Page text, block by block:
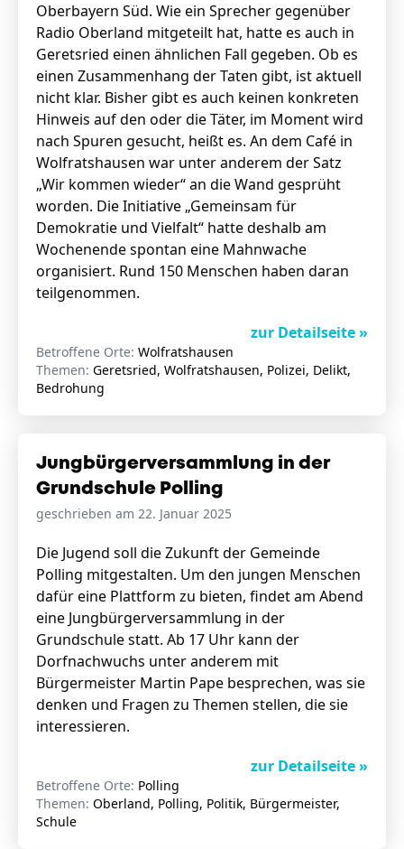
Oberbayern Süd. Wie ein Sprecher gegenüber
Radio Oberland mitgeteilt hat, hatte es auch in
Geretsried einen ähnlichen Fall gegeben. Ob es
einen Zusammenhang der Taten gibt, ist aktuell
nicht klar. Bisher gibt es auch keinen konkreten
Hinweis auf den oder die Täter, im Moment wird
nach Spuren gesucht, heißt es. An dem Café in
Wolfratshausen war unter anderem der Satz
„Wir kommen wieder“ an die Wand gesprüht
worden. Die Initiative „Gemeinsam für
Demokratie und Vielfalt“ hatte deshalb am
Wochenende spontan eine Mahnwache
organisiert. Rund 150 Menschen haben daran
teilgenommen.
zur Detailseite »
Betroffene Orte: Wolfratshausen
Themen: Geretsried, Wolfratshausen, Polizei, Delikt,
Bedrohung
Jungbürgerversammlung in der
Grundschule Polling
geschrieben am 22. Januar 2025
Die Jugend soll die Zukunft der Gemeinde
Polling mitgestalten. Um den jungen Menschen
dafür eine Plattform zu bieten, findet am Abend
eine Jungbürgerversammlung in der
Grundschule statt. Ab 17 Uhr kann der
Dorfnachwuchs unter anderem mit
Bürgermeister Martin Pape besprechen, was sie
denken und Fragen zu Themen stellen, die sie
interessieren.
zur Detailseite »
Betroffene Orte: Polling
Themen: Oberland, Polling, Politik, Bürgermeister,
Schule